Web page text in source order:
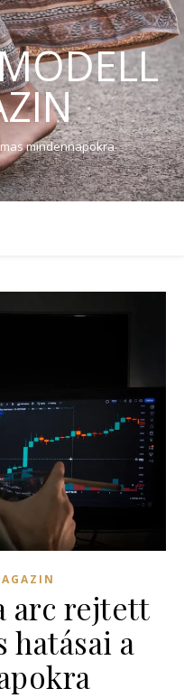
mindennapokra
arc rejtett
a